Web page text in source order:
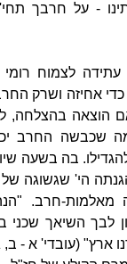
- על חרבך
לצמוח רומי
אחיזה ושרק
הוצאה בהצלחה,
שכבשה החרב
בה בשעה
הי' שגשוגה של
מאלמות-חרב.
לבך השיאך שכני
ארץ" (עובדי' א -